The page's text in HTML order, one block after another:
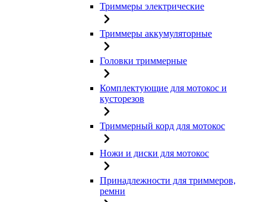
Триммеры электрические
Триммеры аккумуляторные
Головки триммерные
Комплектующие для мотокос и
кусторезов
Триммерный корд для мотокос
Ножи и диски для мотокос
Принадлежности для триммеров,
ремни